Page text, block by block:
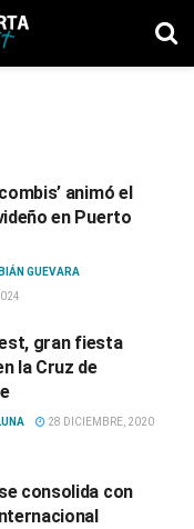
animó el
en Puerto
GUEVARA
gran fiesta
la Cruz de
28 DICIEMBRE, 2020
consolida con